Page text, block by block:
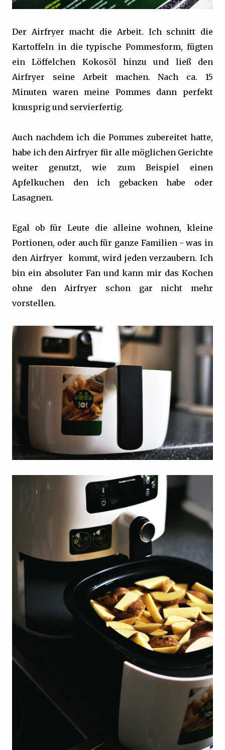
Der Airfryer macht die Arbeit. Ich schnitt die
Kartoffeln in die typische Pommesform, fügten
ein Löffelchen Kokosöl hinzu und ließ den
Airfryer seine Arbeit machen. Nach ca. 15
Minuten waren meine Pommes dann perfekt
knusprig und servierfertig.
Auch nachdem ich die Pommes zubereitet hatte,
habe ich den Airfryer für alle möglichen Gerichte
weiter genutzt, wie zum Beispiel einen
Apfelkuchen den ich gebacken habe oder
Lasagnen.
Egal ob für Leute die alleine wohnen, kleine
Portionen, oder auch für ganze Familien - was in
den Airfryer kommt, wird jeden verzaubern. Ich
bin ein absoluter Fan und kann mir das Kochen
ohne den Airfryer schon gar nicht mehr
vorstellen.